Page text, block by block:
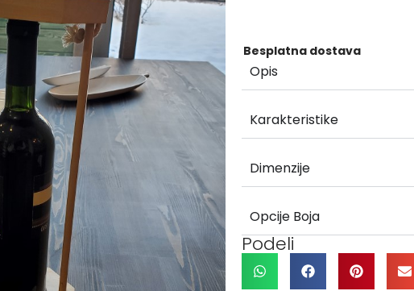
Besplatna dostava
Opis
Karakteristike
Dimenzije
Opcije Boja
Podeli